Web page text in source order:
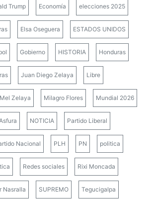
Trump Economía elecciones 2025
Elsa Oseguera ESTADOS UNIDOS
Gobierno HISTORIA Honduras
Juan Diego Zelaya Libre
Mel Zelaya Milagro Flores Mundial 2026
NOTICIA Partido Liberal
Nacional PLH PN politica
Redes sociales Rixi Moncada
Nasralla SUPREMO Tegucigalpa